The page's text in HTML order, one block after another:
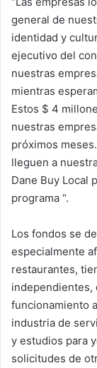
general de
identidad y
ejecutivo del
nuestras
mientras
Estos $ 4
nuestras
próximos
lleguen a
Dane Buy Local
programa “.
Los fondos se
especialmente
restaurantes,
independientes,
funcionamiento
industria de
y estudios para
solicitudes de